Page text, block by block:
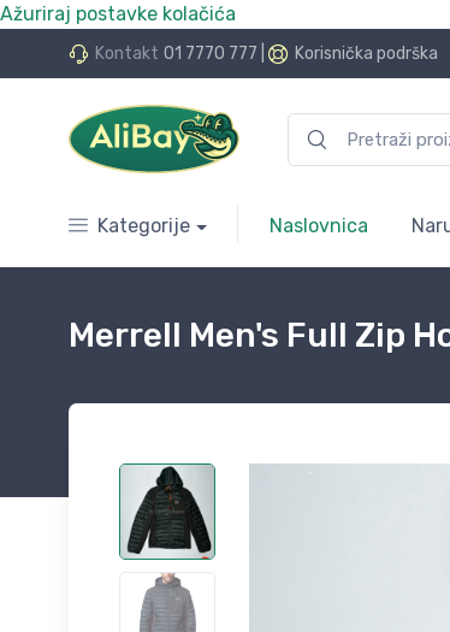
Ažuriraj postavke kolačića
Kontakt 01 7770 777 Korisnička podrška
24 rate bez kamata
Kategorije Naslovnica
Merrell Men's Full Zip